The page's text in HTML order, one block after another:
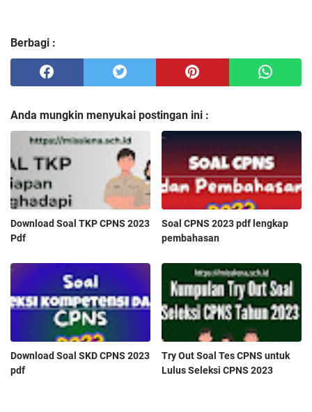
Berbagi :
Anda mungkin menyukai postingan ini :
Download Soal TKP CPNS 2023
Pdf
Soal CPNS 2023 pdf lengkap
pembahasan
Download Soal SKD CPNS 2023
pdf
Try Out Soal Tes CPNS untuk
Lulus Seleksi CPNS 2023